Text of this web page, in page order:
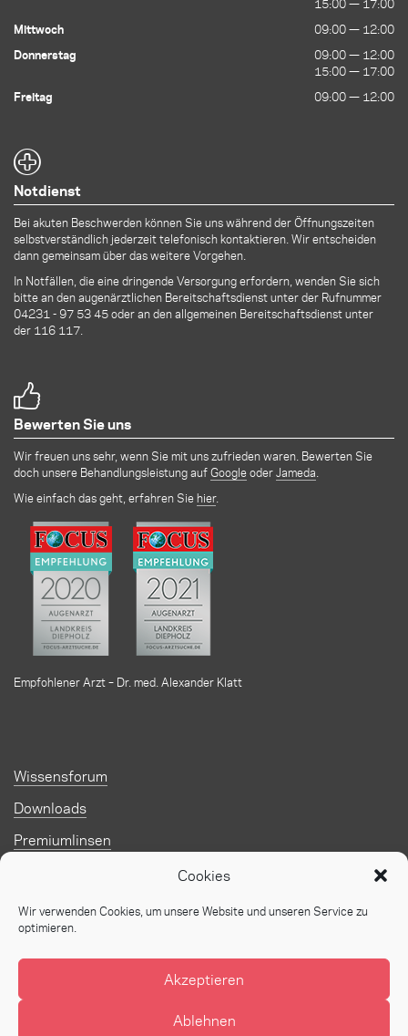
Cookies
Wir verwenden Cookies, um unsere Website und unseren Service zu
optimieren.
Akzeptieren
Ablehnen
15:00 — 17:00
Mittwoch
09:00 — 12:00
Donnerstag
09:00 — 12:00
15:00 — 17:00
Freitag
09:00 — 12:00
Notdienst
Bei akuten Beschwerden können Sie uns während der Öffnungszeiten
selbstverständlich jederzeit telefonisch kontaktieren. Wir entscheiden
dann gemeinsam über das weitere Vorgehen.
In Notfällen, die eine dringende Versorgung erfordern, wenden Sie sich
bitte an den augenärztlichen Bereitschaftsdienst unter der Rufnummer
04231 - 97 53 45oder an den allgemeinen Bereitschaftsdienst unter
der 116 117.
Bewerten Sie uns
Wir freuen uns sehr, wenn Sie mit uns zufrieden waren. Bewerten Sie
doch unsere Behandlungsleistung aufGoogleoderJameda.
Wie einfach das geht, erfahren Siehier.
Empfohlener Arzt – Dr. med. Alexander Klatt
Wissensforum
Downloads
Premiumlinsen
FAQ
Jobs
Impressum
Datenschutz